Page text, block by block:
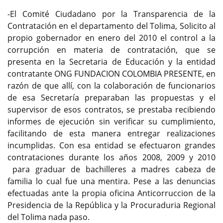
-El Comité Ciudadano por la Transparencia de la
Contratación en el departamento del Tolima, Solicito al
propio gobernador en enero del 2010 el control a la
corrupción en materia de contratación, que se
presenta en la Secretaria de Educación y la entidad
contratante ONG FUNDACION COLOMBIA PRESENTE, en
razón de que allí, con la colaboración de funcionarios
de esa Secretaría preparaban las propuestas y el
supervisor de esos contratos, se prestaba recibiendo
informes de ejecución sin verificar su cumplimiento,
facilitando de esta manera entregar realizaciones
incumplidas. Con esa entidad se efectuaron grandes
contrataciones durante los años 2008, 2009 y 2010
para graduar de bachilleres a madres cabeza de
familia lo cual fue una mentira. Pese a las denuncias
efectuadas ante la propia oficina Anticorruccion de la
Presidencia de la República y la Procuraduria Regional
del Tolima nada paso.